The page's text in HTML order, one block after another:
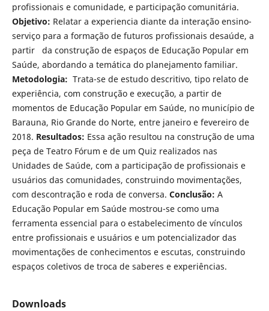
profissionais e comunidade, e participação comunitária.
Objetivo: Relatar a experiencia diante da interação ensino-
serviço para a formação de futuros profissionais desaúde, a
partir da construção de espaços de Educação Popular em
Saúde, abordando a temática do planejamento familiar.
Metodologia: Trata-se de estudo descritivo, tipo relato de
experiência, com construção e execução, a partir de
momentos de Educação Popular em Saúde, no município de
Barauna, Rio Grande do Norte, entre janeiro e fevereiro de
2018. Resultados: Essa ação resultou na construção de uma
peça de Teatro Fórum e de um Quiz realizados nas
Unidades de Saúde, com a participação de profissionais e
usuários das comunidades, construindo movimentações,
com descontração e roda de conversa. Conclusão: A
Educação Popular em Saúde mostrou-se como uma
ferramenta essencial para o estabelecimento de vínculos
entre profissionais e usuários e um potencializador das
movimentações de conhecimentos e escutas, construindo
espaços coletivos de troca de saberes e experiências.
Downloads